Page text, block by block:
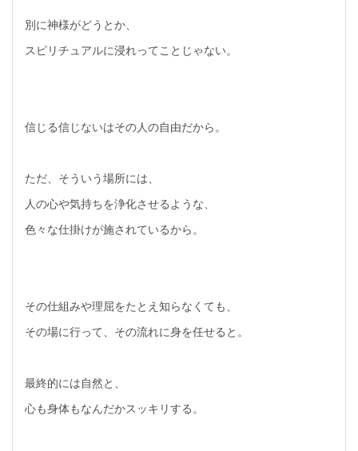
別に神様がどうとか、
スピリチュアルに浸れってことじゃない。
信じる信じないはその人の自由だから。
ただ、そういう場所には、
人の心や気持ちを浄化させるような、
色々な仕掛けが施されているから。
その仕組みや理屈をたとえ知らなくても、
その場に行って、その流れに身を任せると。
最終的には自然と、
心も身体もなんだかスッキリする。